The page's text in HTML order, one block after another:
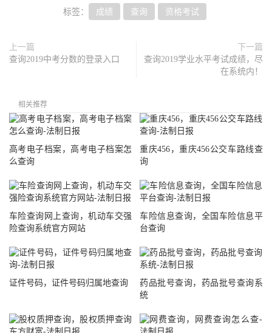
标签： 成绩 查询 资格考试
上一篇
查询2019中考分数的登录入口
下一篇
查询2019学业水平考试成绩，尽
在系统内！
相关推荐
高考电子档案，高考电子档案怎
么查询
重庆456，重庆456公交车路线查
询
车险查询网上查询，机动车交强
险查询系统官方网站
车险信息查询，全国车险信息平
台查询
证件号码，证件号码归属地查询
药品批号查询，药品批号查询系
统